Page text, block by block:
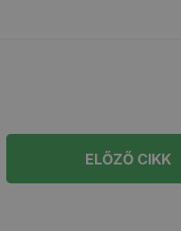
ELŐZŐ CIKK